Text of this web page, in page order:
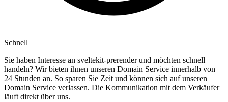
Schnell
Sie haben Interesse an sveltekit-prerender und möchten schnell
handeln? Wir bieten ihnen unseren Domain Service innerhalb von
24 Stunden an. So sparen Sie Zeit und können sich auf unseren
Domain Service verlassen. Die Kommunikation mit dem Verkäufer
läuft direkt über uns.